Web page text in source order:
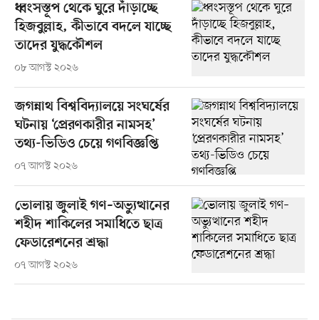
ধ্বংসস্তূপ থেকে ঘুরে দাঁড়াচ্ছে
হিজবুল্লাহ, কীভাবে বদলে যাচ্ছে
তাদের যুদ্ধকৌশল
০৮ আগস্ট ২০২৬
জগন্নাথ বিশ্ববিদ্যালয়ে সংঘর্ষের
ঘটনায় ‘প্রেরণকারীর নামসহ’
তথ্য-ভিডিও চেয়ে গণবিজ্ঞপ্তি
০৭ আগস্ট ২০২৬
ভোলায় জুলাই গণ–অভ্যুত্থানের
শহীদ শাকিলের সমাধিতে ছাত্র
ফেডারেশনের শ্রদ্ধা
০৭ আগস্ট ২০২৬